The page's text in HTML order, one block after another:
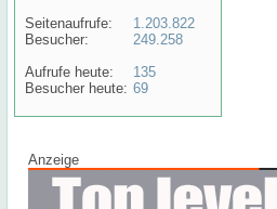
Seitenaufrufe:
Besucher:
Aufrufe heute:
Besucher heute:
1.203.822
249.258
135
69
Anzeige